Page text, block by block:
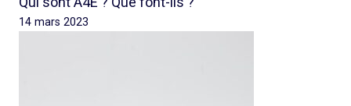
14 mars 2023